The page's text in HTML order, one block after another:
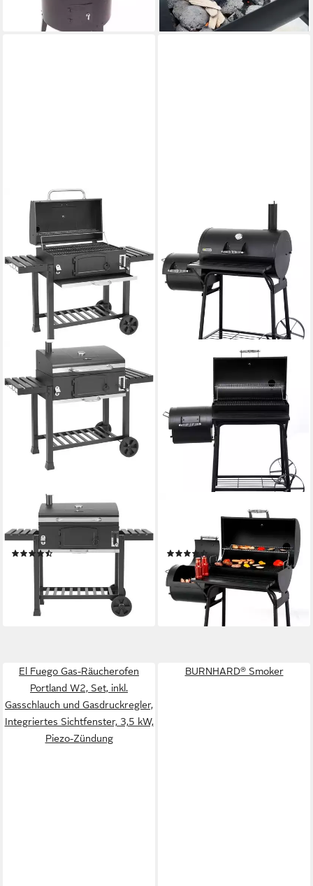
lieferbar - in 6-7 Werktagen bei dir
lieferbar - in 2-3 Werktagen bei dir
EL FUEGO
Smoker Ontario XXL, 141,5 x
114 x 61,3 cm
(22)
21,12 €
lieferbar in 2 Wochen
Smoker Smoker Biloxi, BxTxH:
126x63,5x129 cm
(24)
221,40 € UVP319,00 €
20,22 €mtl. in 12 Raten
-31%
lieferbar - in 6-8 Werktagen bei dir
El Fuego Gas-Räucherofen
Portland W2, Set, inkl.
Gasschlauch und Gasdruckregler,
Integriertes Sichtfenster, 3,5 kW,
Piezo-Zündung
BURNHARD® Smoker